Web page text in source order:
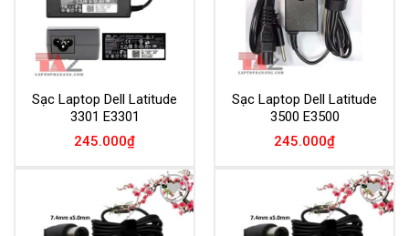
Sạc Laptop Dell Latitude
3301 E3301
245.000₫
Sạc Laptop Dell Latitude
3500 E3500
245.000₫
Add to
Wishlist
Add to
Wishlist